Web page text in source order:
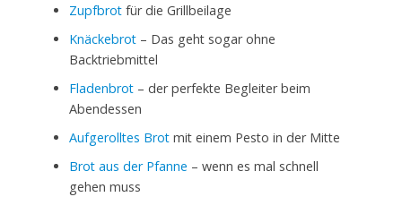
Zupfbrotfür die Grillbeilage
Knäckebrot– Das geht sogar ohne
Backtriebmittel
Fladenbrot– der perfekte Begleiter beim
Abendessen
Aufgerolltes Brotmit einem Pesto in der Mitte
Brot aus der Pfanne – wenn es mal schnell
gehen muss